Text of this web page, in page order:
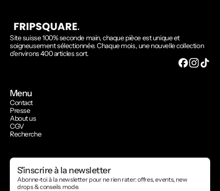
Site suisse 100% seconde main, chaque pièce est unique et
soigneusement sélectionnée. Chaque mois, une nouvelle collection
d'environs 400 articles sort.
Menu
Contact
Presse
About us
CGV
Recherche
S'inscrire à la newsletter
Abonne-toi à la newsletter pour ne rien rater: offres, events, new
drops & conseils mode.